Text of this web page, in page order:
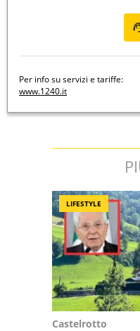
Per info su servizi e tariffe:
www.1240.it
LIFESTYLE
Castelrotto